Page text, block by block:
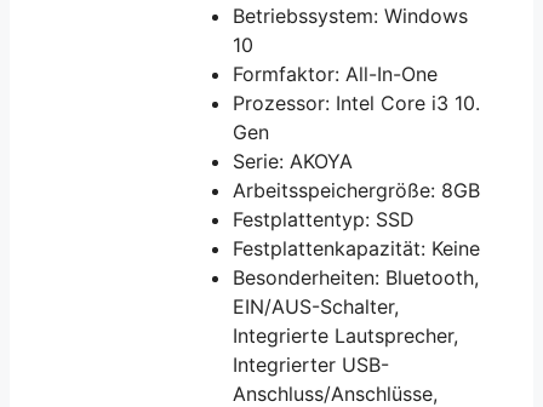
Betriebssystem: Windows
10
Formfaktor: All-In-One
Prozessor: Intel Core i3 10.
Gen
Serie: AKOYA
Arbeitsspeichergröße: 8GB
Festplattentyp: SSD
Festplattenkapazität: Keine
Besonderheiten: Bluetooth,
EIN/AUS-Schalter,
Integrierte Lautsprecher,
Integrierter USB-
Anschluss/Anschlüsse,